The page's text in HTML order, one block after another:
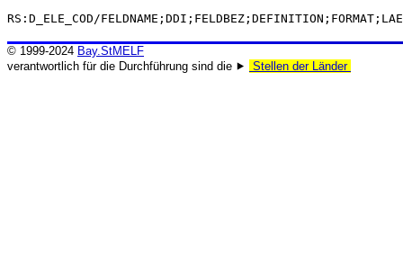
RS:D_ELE_COD/
© 1999-2024 Bay.StMELF
verantwortlich für die Durchführung sind die ⯈
Stellen der Länder